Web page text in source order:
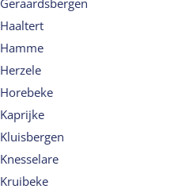
Geraardsbergen
Haaltert
Hamme
Herzele
Horebeke
Kaprijke
Kluisbergen
Knesselare
Kruibeke